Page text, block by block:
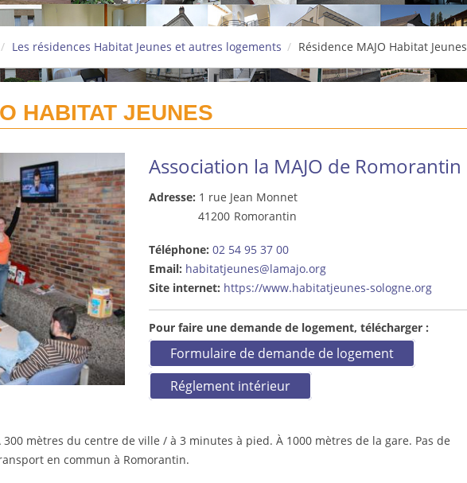
Les résidences Habitat Jeunes et autres logements Résidence MAJO Habitat Jeunes
HABITAT JEUNES
Association la MAJO de Romorantin
Adresse: 1 rue Jean Monnet
41200 Romorantin
Téléphone: 02 54 95 37 00
Email: habitatjeunes@lamajo.org
Site internet: https://www.habitatjeunes-sologne.org
Pour faire une demande de logement, télécharger :
Formulaire de demande de logement
Réglement intérieur
300 mètres du centre de ville / à 3 minutes à pied. À 1000 mètres de la gare. Pas de
en commun à Romorantin.